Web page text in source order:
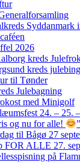
Syddanmark
2026
kreds
kreds
til Tønder
Julebagning
med Minigolf
24. – 25.
og nu for alle!
”
til Bågø 27
FOR ALLE 27.
på